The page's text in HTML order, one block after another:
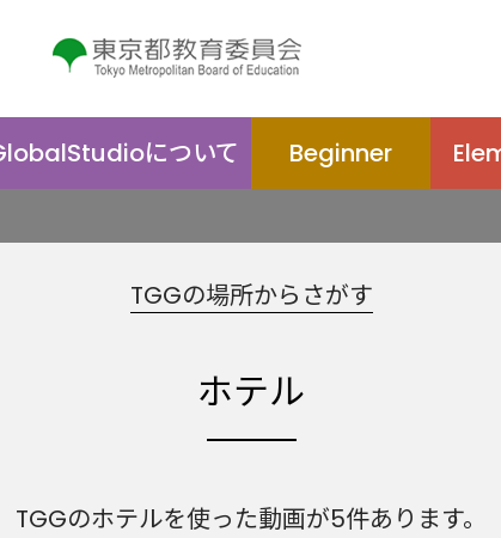
Studioについて Beginner
TGGの場所からさがす
ホテル
TGGのホテルを使った動画が5件あります。